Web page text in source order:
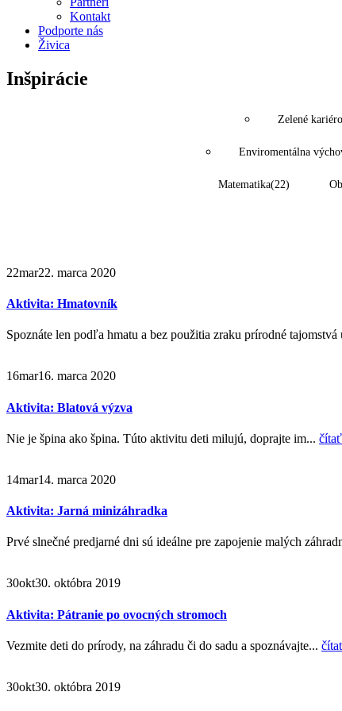
Kontakt
Podporte nás
Živica
Inšpirácie
Zelené
Enviromentálna
Matematika(22)
22mar22. marca 2020
Aktivita: Hmatovník
Spoznáte len podľa hmatu a bez použitia zraku prírodné tajomstvá
16mar16. marca 2020
Aktivita: Blatová výzva
Nie je špina ako špina. Túto aktivitu deti milujú, doprajte im...
14mar14. marca 2020
Aktivita: Jarná minizáhradka
Prvé slnečné predjarné dni sú ideálne pre zapojenie malých
30okt30. októbra 2019
Aktivita: Pátranie po ovocných stromoch
Vezmite deti do prírody, na záhradu či do sadu a spoznávajte...
30okt30. októbra 2019